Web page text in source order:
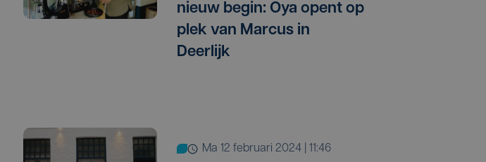
nieuw begin: Oya opent op
plek van Marcus in
Deerlijk
ma 12 februari 2024 | 11:46